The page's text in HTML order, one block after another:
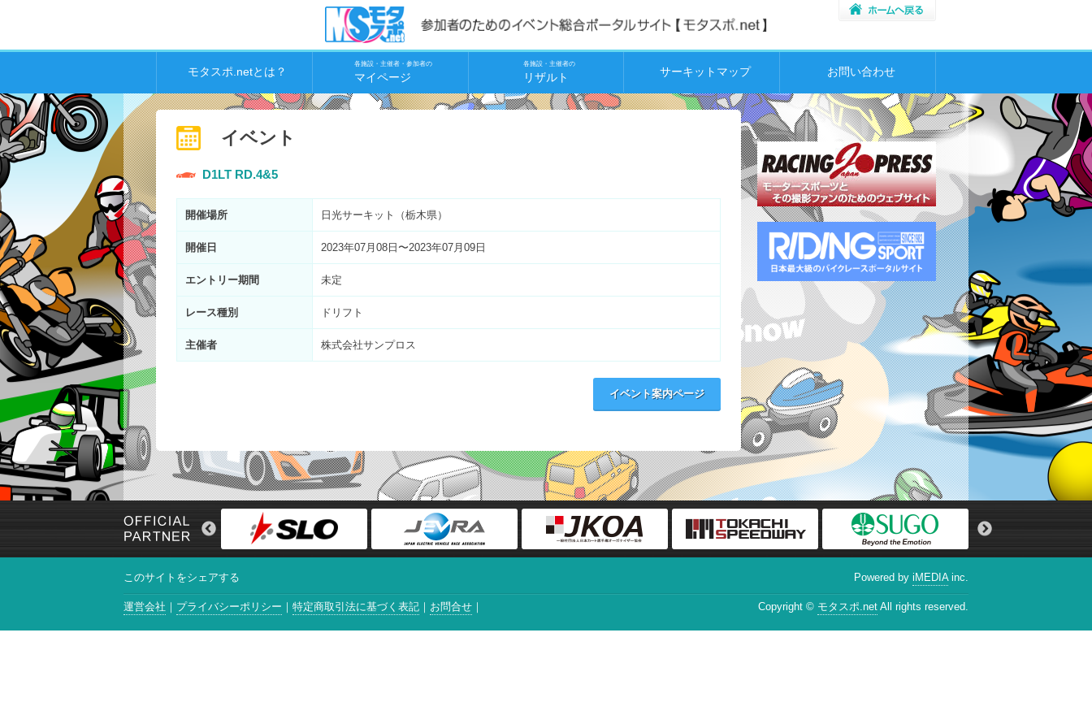
モタスポ.netとは？
各施設・主催者・参加者の
マイページ
各施設・主催者の
リザルト サーキットマップ お問い合わせ
イベント
D1LT RD.4&5
開催場所 日光サーキット（栃木県）
開催日 2023年07月08日〜2023年07月09日
エントリー期間 未定
レース種別 ドリフト
主催者 株式会社サンプロス
イベント案内ページ
このサイトをシェアする Powered by iMEDIAinc.
運営会社 プライバシーポリシー 特定商取引法に基づく表記 お問合せ Copyright © モタスポ.net All rights reserved.